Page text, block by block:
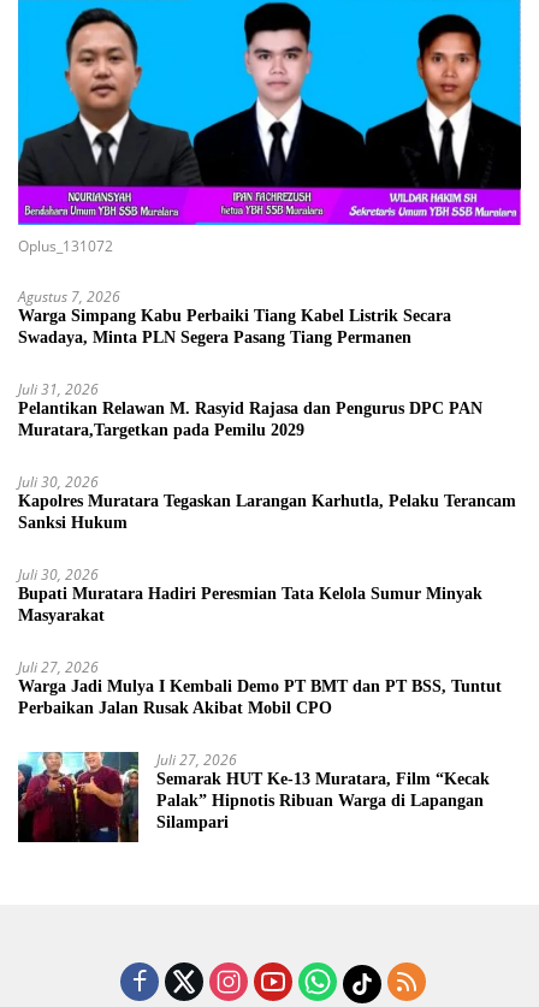
Oplus_131072
Agustus 7, 2026
Warga Simpang Kabu Perbaiki Tiang Kabel Listrik Secara
Swadaya, Minta PLN Segera Pasang Tiang Permanen
Juli 31, 2026
Pelantikan Relawan M. Rasyid Rajasa dan Pengurus DPC PAN
Muratara,Targetkan pada Pemilu 2029
Juli 30, 2026
Kapolres Muratara Tegaskan Larangan Karhutla, Pelaku Terancam
Sanksi Hukum
Juli 30, 2026
Bupati Muratara Hadiri Peresmian Tata Kelola Sumur Minyak
Masyarakat
Juli 27, 2026
Warga Jadi Mulya I Kembali Demo PT BMT dan PT BSS, Tuntut
Perbaikan Jalan Rusak Akibat Mobil CPO
Juli 27, 2026
Semarak HUT Ke-13 Muratara, Film “Kecak
Palak” Hipnotis Ribuan Warga di Lapangan
Silampari